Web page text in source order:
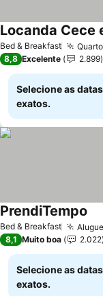
Bed & Breakfast
Locanda Cece
8,8 Excelente 2.899
Selecione as
exatos.
Bed & Breakfast
PrendiTempo
8,1 Muito boa 2.022
Selecione as
exatos.